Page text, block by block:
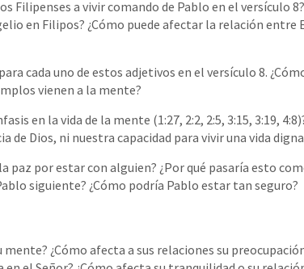
Filipenses a vivir comando de Pablo en el versículo
en Filipos? ¿Cómo puede afectar la relación entre
cada uno de estos adjetivos en el versículo 8.
vienen a la mente?
en la vida de la mente (1:27, 2:2, 2:5, 3:15, 3:19,
de Dios, ni nuestra capacidad para vivir una vida
paz por estar con alguien? ¿Por qué pasaría esto
siguiente? ¿Cómo podría Pablo estar tan seguro?
mente? ¿Cómo afecta a sus relaciones su